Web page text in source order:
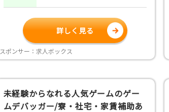
詳しく見る
スポンサー：求人ボックス
未経験からなれる人気ゲームのゲー
ムデバッガー/寮・社宅・家賃補助あ